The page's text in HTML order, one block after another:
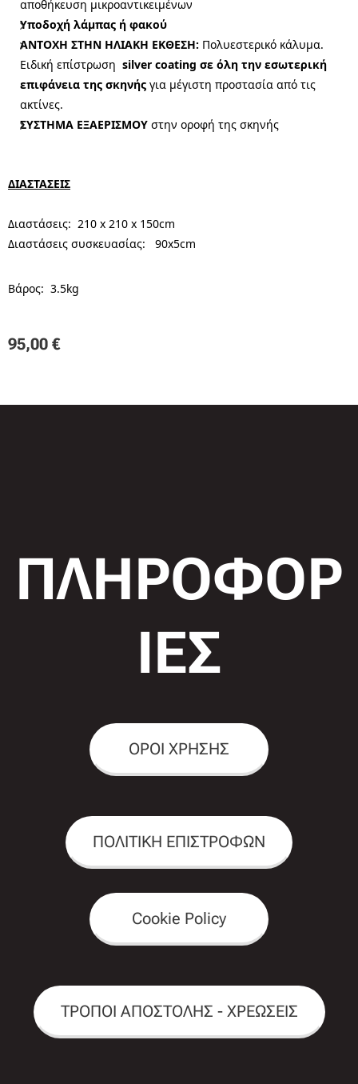
αποθήκευση μικροαντικειμένων
Υποδοχή λάμπας ή φακού
ΑΝΤΟΧΗ ΣΤΗΝ ΗΛΙΑΚΗ ΕΚΘΕΣΗ: Πολυεστερικό κάλυμα.
Ειδική επίστρωση silver coating σε όλη την εσωτερική
επιφάνεια της σκηνής για μέγιστη προστασία από τις
ακτίνες.
ΣΥΣΤΗΜΑ ΕΞΑΕΡΙΣΜΟΥ στην οροφή της σκηνής
ΔΙΑΣΤΑΣΕΙΣ
Διαστάσεις: 210 x 210 x 150cm
Διαστάσεις συσκευασίας: 90x5cm
Βάρος: 3.5kg
95,00 €
ΠΛΗΡΟΦΟΡ
ΙΕΣ
ΟΡΟΙ ΧΡΗΣΗΣ
ΠΟΛΙΤΙΚΗ ΕΠΙΣΤΡΟΦΩΝ
Cookie Policy
ΤΡΟΠΟΙ ΑΠΟΣΤΟΛΗΣ - ΧΡΕΩΣΕΙΣ